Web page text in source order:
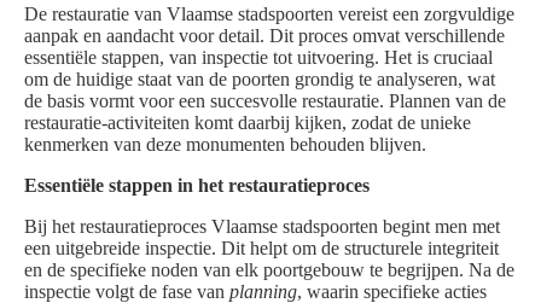
De restauratie van Vlaamse stadspoorten vereist een zorgvuldige
aanpak en aandacht voor detail. Dit proces omvat verschillende
essentiële stappen, van inspectie tot uitvoering. Het is cruciaal
om de huidige staat van de poorten grondig te analyseren, wat
de basis vormt voor een succesvolle restauratie. Plannen van de
restauratie-activiteiten komt daarbij kijken, zodat de unieke
kenmerken van deze monumenten behouden blijven.
Essentiële stappen in het restauratieproces
Bij het restauratieproces Vlaamse stadspoorten begint men met
een uitgebreide inspectie. Dit helpt om de structurele integriteit
en de specifieke noden van elk poortgebouw te begrijpen. Na de
inspectie volgt de fase van planning, waarin specifieke acties